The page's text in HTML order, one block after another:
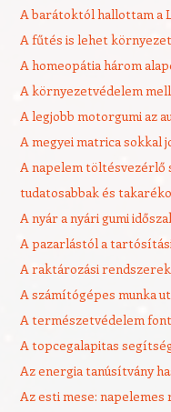
A barátoktól hallottam a
A fűtés is lehet
A homeopátia három
A környezetvédelem
A legjobb motorgumi az
A megyei matrica sokkal
A napelem töltésvezérlő
tudatosabbak és
A nyár a nyári gumi
A pazarlástól a
A raktározási
A számítógépes munka
A természetvédelem
A topcegalapitas
Az energia tanúsítvány
Az esti mese: napelemes